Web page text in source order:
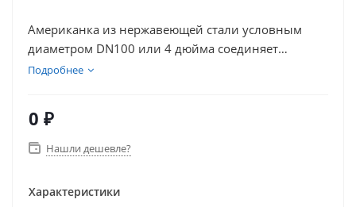
Американка из нержавеющей стали условным
диаметром DN100 или 4 дюйма соединяет
трубопроводную арматуру или трубы,
внутреннюю и наружную резьбу. Герметизация
соединения обеспечивается коническим
Подробнее
0 ₽
Нашли дешевле?
Характеристики